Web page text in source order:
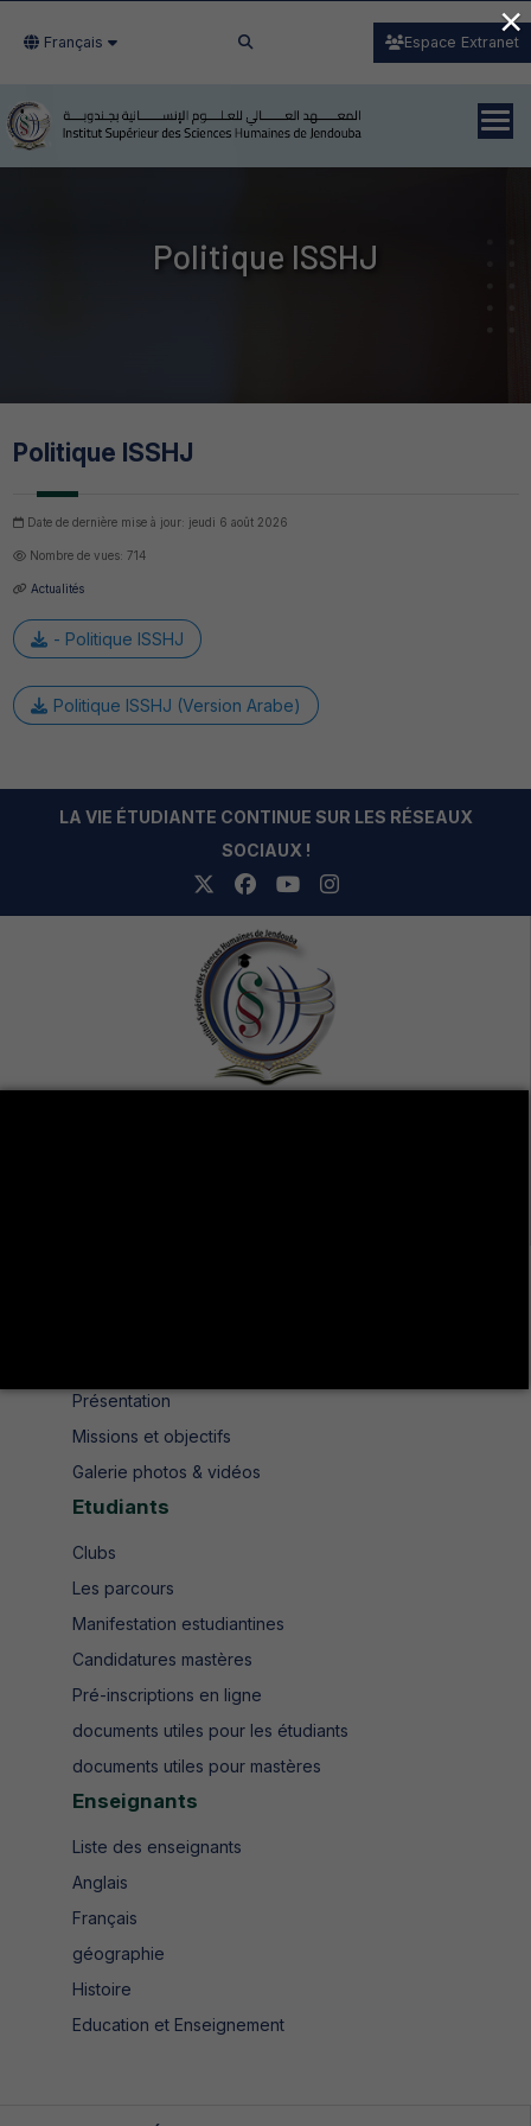
Français Espace Extranet
Politique ISSHJ
Politique ISSHJ
Date de dernière mise à jour: jeudi 6 août 2026
Nombre de vues: 714
Actualités
- Politique ISSHJ
Politique ISSHJ (Version Arabe)
LA VIE ÉTUDIANTE CONTINUE SUR LES RÉSEAUX
SOCIAUX !
Présentation
Missions et objectifs
Galerie photos & vidéos
Etudiants
Clubs
Les parcours
Manifestation estudiantines
Candidatures mastères
Pré-inscriptions en ligne
documents utiles pour les étudiants
documents utiles pour mastères
Enseignants
Liste des enseignants
Anglais
Français
géographie
Histoire
Education et Enseignement
×